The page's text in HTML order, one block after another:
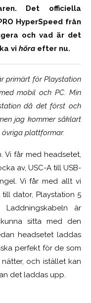
Det officiella
HyperSpeed från
och vad är det
vi höra efter nu.
primärt för Playstation
mobil och PC. Min
då det först och
jag kommer såklart
plattformar.
Vi får med headsetet,
av, USC-A till USB-
Vi får med allt vi
dator, Playstation 5
är
sitta med den
headsetet laddas
perfekt för de som
och istället kan
det laddas upp.